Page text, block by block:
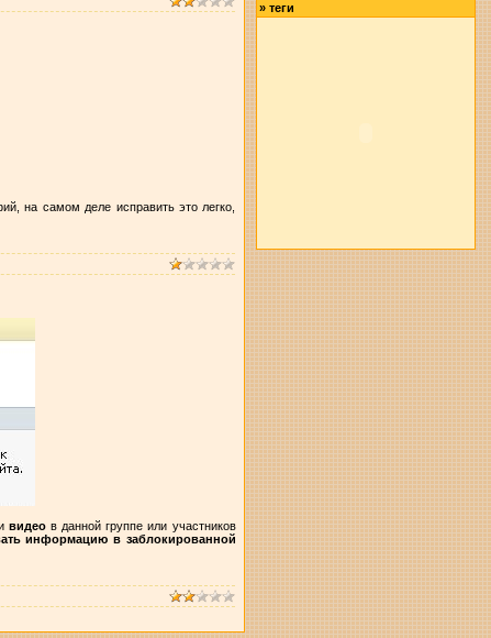
на самом деле исправить это легко,
видео в данной группе или участников
информацию в заблокированной
»теги